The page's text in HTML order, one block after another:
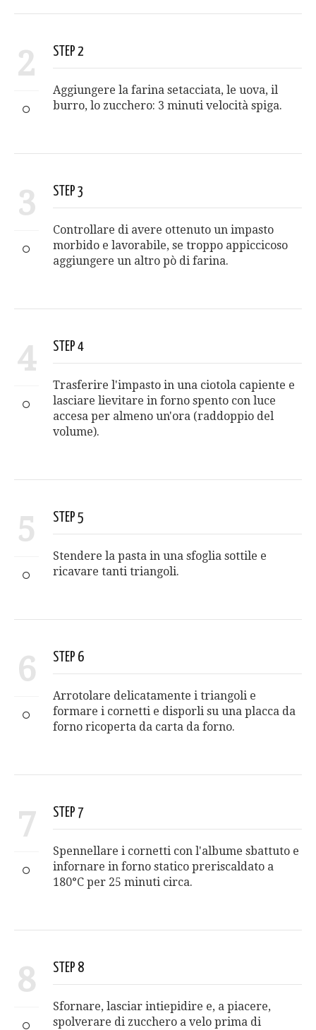
2 STEP 2
Aggiungere la farina setacciata, le uova, il
burro, lo zucchero: 3 minuti velocità spiga.
3 STEP 3
Controllare di avere ottenuto un impasto
morbido e lavorabile, se troppo appiccicoso
aggiungere un altro pò di farina.
4 STEP 4
Trasferire l'impasto in una ciotola capiente e
lasciare lievitare in forno spento con luce
accesa per almeno un'ora (raddoppio del
volume).
5 STEP 5
Stendere la pasta in una sfoglia sottile e
ricavare tanti triangoli.
6 STEP 6
Arrotolare delicatamente i triangoli e
formare i cornetti e disporli su una placca da
forno ricoperta da carta da forno.
7 STEP 7
Spennellare i cornetti con l'albume sbattuto e
infornare in forno statico preriscaldato a
180°C per 25 minuti circa.
8 STEP 8
Sfornare, lasciar intiepidire e, a piacere,
spolverare di zucchero a velo prima di